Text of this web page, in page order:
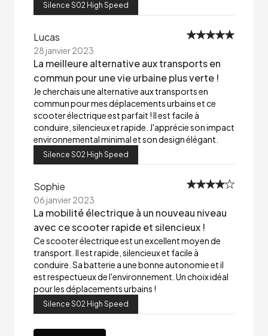
Silence S02 High Speed
Lucas
28 janvier 2023
La meilleure alternative aux transports en
commun pour une vie urbaine plus verte !
Je cherchais une alternative aux transports en
commun pour mes déplacements urbains et ce
scooter électrique est parfait ! Il est facile à
conduire, silencieux et rapide. J'apprécie son impact
environnemental minimal et son design élégant.
Silence S02 High Speed
Sophie
06 janvier 2023
La mobilité électrique à un nouveau niveau
avec ce scooter rapide et silencieux !
Ce scooter électrique est un excellent moyen de
transport. Il est rapide, silencieux et facile à
conduire. Sa batterie a une bonne autonomie et il
est respectueux de l'environnement. Un choix idéal
pour les déplacements urbains !
Silence S02 High Speed